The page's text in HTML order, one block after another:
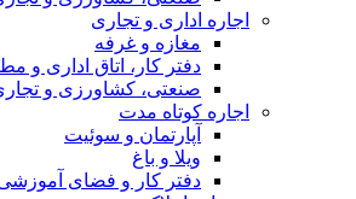
اجاره اداری و تجاری
مغازه و غرفه
دفتر کار، اتاق اداری و
صنعتی،‌ کشاورزی و
اجاره کوتاه مدت
آپارتمان و سوئیت
ویلا و باغ
دفتر کار و فضای آموزشی